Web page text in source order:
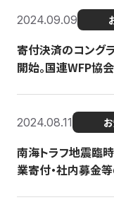
2024.09.09
寄付決済のコング
開始。国連WFP協
2024.08.11
南海トラフ地震臨
業寄付・社内募金